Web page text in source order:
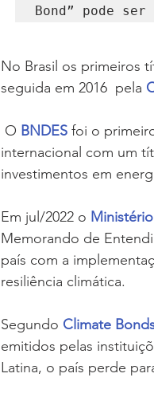
Bond” pode
No Brasil os primeiros
seguida em 2016  pela
O BNDES foi o
internacional com um
investimentos em
Em jul/2022 o
Memorando de
país com a
resiliência climática.
Segundo Climate
emitidos pelas
Latina, o país perde